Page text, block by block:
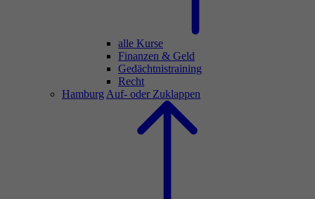
alle Kurse
Finanzen & Geld
Gedächtnistraining
Recht
Hamburg Auf- oder Zuklappen